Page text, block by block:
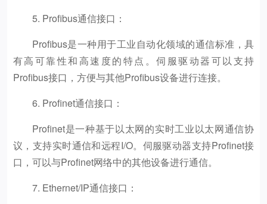
5. Profibus通信接口：
Profibus是一种用于工业自动化领域的通信标准，具
有高可靠性和高速度的特点。伺服驱动器可以支持
Profibus接口，方便与其他Profibus设备进行连接。
6. Profinet通信接口：
Profinet是一种基于以太网的实时工业以太网通信协
议，支持实时通信和远程I/O。伺服驱动器支持Profinet接
口，可以与Profinet网络中的其他设备进行通信。
7. Ethernet/IP通信接口：